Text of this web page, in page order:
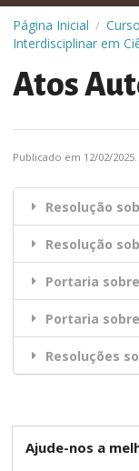
Página Inicial /
Atos
Publicado em 12/02/
Resolução
Resolução
Portaria
Portaria
Resoluções
Ajude-nos a